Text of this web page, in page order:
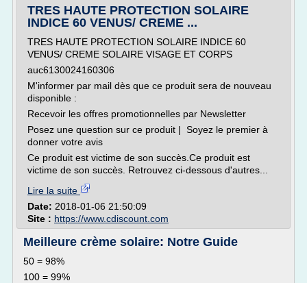
TRES HAUTE PROTECTION SOLAIRE
INDICE 60 VENUS/ CREME ...
TRES HAUTE PROTECTION SOLAIRE INDICE 60
VENUS/ CREME SOLAIRE VISAGE ET CORPS
auc6130024160306
M'informer par mail dès que ce produit sera de nouveau
disponible :
Recevoir les offres promotionnelles par Newsletter
Posez une question sur ce produit | Soyez le premier à
donner votre avis
Ce produit est victime de son succès.Ce produit est
victime de son succès. Retrouvez ci-dessous d'autres...
Lire la suite
Date: 2018-01-06 21:50:09
Site : https://www.cdiscount.com
Meilleure crème solaire: Notre Guide
50 = 98%
100 = 99%